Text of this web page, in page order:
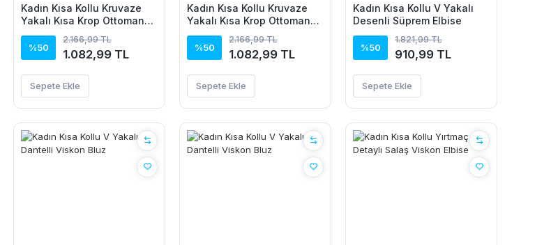
Kadın Kısa Kollu Kruvaze
Yakalı Kısa Krop Ottoman
Bluz Ve Midi Etek Ikili Takım
%50
2.166,99 TL
1.082,99 TL
Sepete Ekle
Kadın Kısa Kollu Kruvaze
Yakalı Kısa Krop Ottoman
Bluz Ve Midi Etek Ikili Takım
%50
2.166,99 TL
1.082,99 TL
Sepete Ekle
Kadın Kısa Kollu V Yakalı
Desenli Süprem Elbise
%50
1.821,99 TL
910,99 TL
Sepete Ekle